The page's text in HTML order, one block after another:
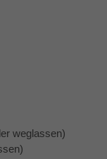
von
gerne zu
weglassen)